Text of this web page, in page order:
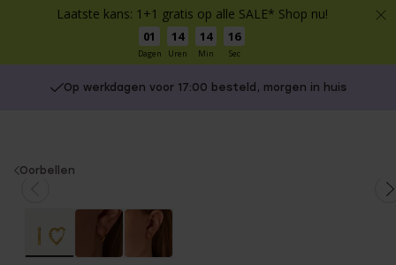
Laatste kans: 1+1 gratis op alle SALE* Shop nu!
01
Dagen
14
Uren
14
Min
16
Sec
Op werkdagen voor 17:00 besteld, morgen in huis
You
Oorbellen